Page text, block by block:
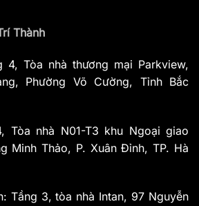
Thành
4, Tòa nhà thương mại Parkview,
Phường Võ Cường, Tỉnh Bắc
Tòa nhà N01-T3 khu Ngoại giao
Minh Thảo, P. Xuân Đỉnh, TP. Hà
Tầng 3, tòa nhà Intan, 97 Nguyễn